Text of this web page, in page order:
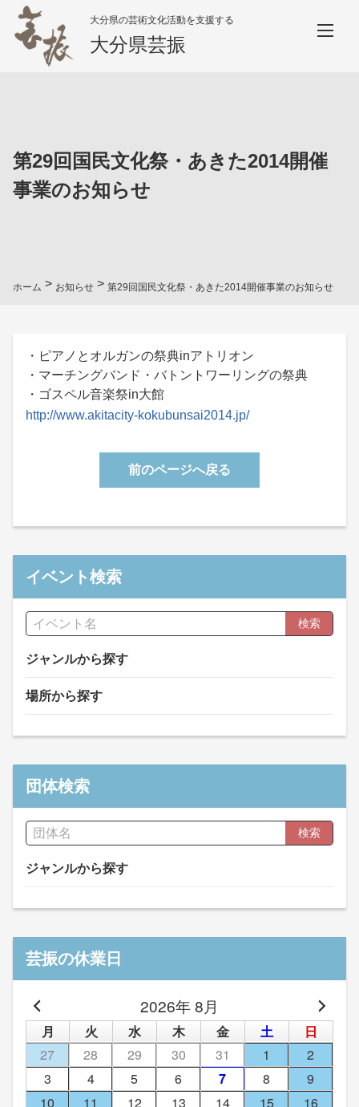
大分県の芸術文化活動を支援する
大分県芸振
第29回国民文化祭・あきた2014開催
事業のお知らせ
ホーム > お知らせ > 第29回国民文化祭・あきた2014開催事業のお知らせ
・ピアノとオルガンの祭典inアトリオン
・マーチングバンド・バトントワーリングの祭典
・ゴスペル音楽祭in大館
http://www.akitacity-kokubunsai2014.jp/
前のページへ戻る
イベント検索
検索
ジャンルから探す
場所から探す
団体検索
検索
ジャンルから探す
芸振の休業日
2026年 8月
月 火 水 木 金 土
日
27
28 29 30 31 1
2
3
4 5 6 7 8
9
10
11 12 13 14 15
16